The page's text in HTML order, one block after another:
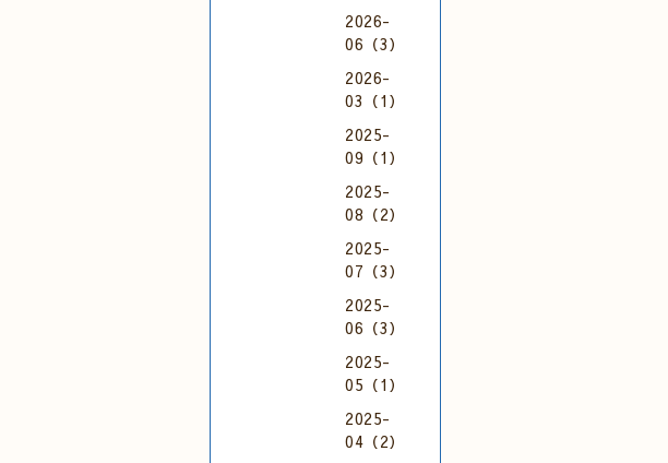
2026-
06（3）
2026-
03（1）
2025-
09（1）
2025-
08（2）
2025-
07（3）
2025-
06（3）
2025-
05（1）
2025-
04（2）